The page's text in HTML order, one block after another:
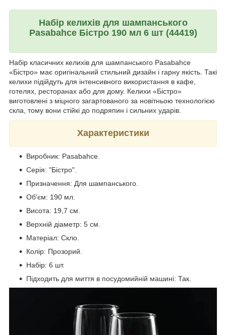
Набір келихів для шампанського
Pasabahce Бістро 190 мл 6 шт (44419)
Набір класичних келихів для шампанського Pasabahce
«Бістро» має оригінальний стильний дизайн і гарну якість. Такі
келихи підійдуть для інтенсивного використання в кафе,
готелях, ресторанах або для дому. Келихи «Бістро»
виготовлені з міцного загартованого за новітньою технологією
скла, тому вони стійкі до подряпин і сильних ударів.
Характеристики
Виробник: Pasabahce.
Серія: "Бістро".
Призначення: Для шампанського.
Об'єм: 190 мл.
Висота: 19,7 см.
Верхній діаметр: 5 см.
Матеріал: Скло.
Колір: Прозорий.
Набір: 6 шт.
Підходить для миття в посудомийній машині: Так.